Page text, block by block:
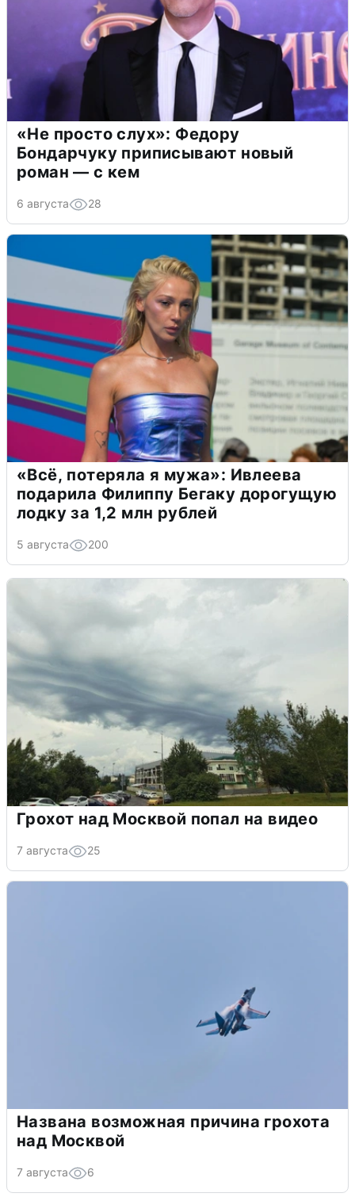
«Не просто слух»: Федору
Бондарчуку приписывают новый
роман — с кем
6 августа 28
«Всё, потеряла я мужа»: Ивлеева
подарила Филиппу Бегаку дорогущую
лодку за 1,2 млн рублей
5 августа 200
Грохот над Москвой попал на видео
7 августа 25
Названа возможная причина грохота
над Москвой
7 августа 6